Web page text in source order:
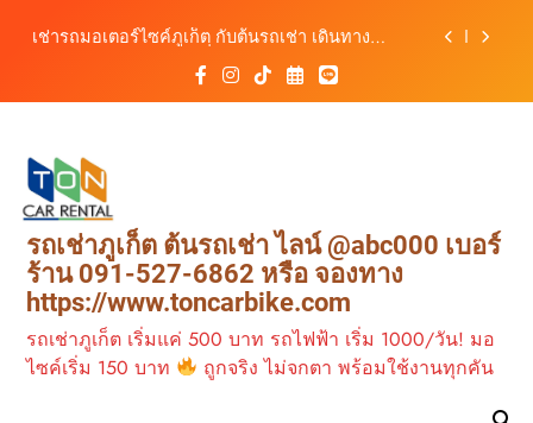
เช่ารถมอเตอร์ไซค์ภูเก็ต กับต้นรถเช่า เดินทาง
ต้นรถเช่า ครบทุกฟังก์ชันการใช้งาน ครบทุกประเภท
รถ ตอบโจทย์ทุกการเดินทางในภูเก็ต
เที่ยวภูเก็ต ขับเงียบ ประหยัด และทันสมัย
ต้นรถเช่ามอเตอร์ไซค์ภูเก็ต ราคาประหยัด ขี่ง่าย รับ
รถสะดวก 24 ชั่วโมง
เช่ารถมอเตอร์ไซค์ภูเก็ต กับต้นรถเช่า เดินทาง
สะดวก ราคาประหยัด เริ่มต้นเพียง 150 บาท/วัน
ต้นรถเช่า ครบทุกฟังก์ชันการใช้งาน ครบทุกประเภท
รถ ตอบโจทย์ทุกการเดินทางในภูเก็ต
เช่ารถไฟฟ้าร้านต้นรถเช่า ทางเลือกใหม่ของการ
เที่ยวภูเก็ต ขับเงียบ ประหยัด และทันสมัย
ต้นรถเช่ามอเตอร์ไซค์ภูเก็ต ราคาประหยัด ขี่ง่าย รับ
รถเช่าภูเก็ต ต้นรถเช่า ไลน์ @abc000 เบอร์
ร้าน 091-527-6862 หรือ จองทาง
https://www.toncarbike.com
รถเช่าภูเก็ต เริ่มแค่ 500 บาท รถไฟฟ้า เริ่ม 1000/วัน! มอ
ไซค์เริ่ม 150 บาท
ถูกจริง ไม่จกตา พร้อมใช้งานทุกคัน